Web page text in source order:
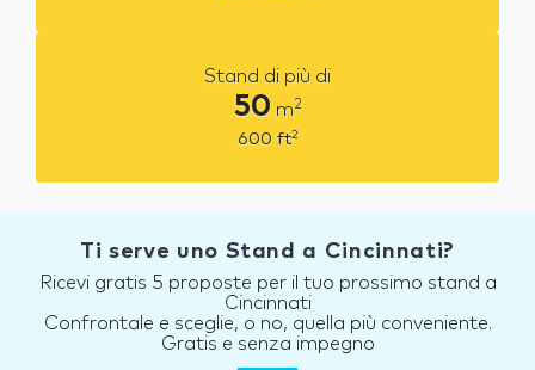
Stand di più di
50 m2
600 ft2
Ti serve uno Stand a Cincinnati?
Ricevi gratis 5 proposte per il tuo prossimo stand a
Cincinnati
Confrontale e sceglie, o no, quella più conveniente.
Gratis e senza impegno